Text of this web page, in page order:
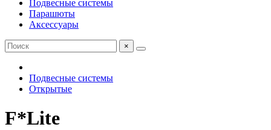
Подвесные системы
Парашюты
Аксессуары
×
Подвесные системы
Открытые
F*Lite